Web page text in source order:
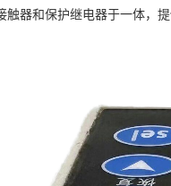
触器和保护继电器于一体，